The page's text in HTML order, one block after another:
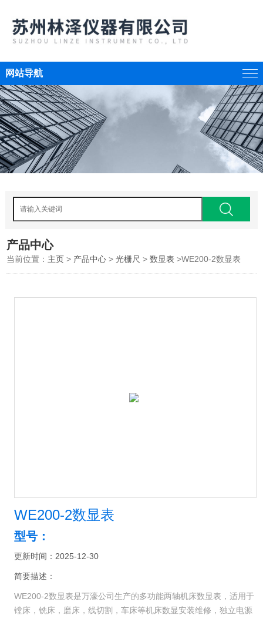
网站导航
产品中心
当前位置： 主页 > 产品中心 >光栅尺 >数显表 >WE200-2数显表
WE200-2数显表
型号：
更新时间：2025-12-30
简要描述：
WE200-2数显表是万濠公司生产的多功能两轴机床数显表，适用于
镗床，铣床，磨床，线切割，车床等机床数显安装维修，独立电源